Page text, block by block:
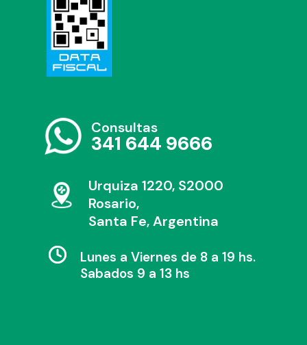
Consultas
341 644 9666
Urquiza 1220, S2000
Rosario,
Santa Fe, Argentina
Lunes a Viernes de 8 a 19 hs.
Sabados 9 a 13 hs